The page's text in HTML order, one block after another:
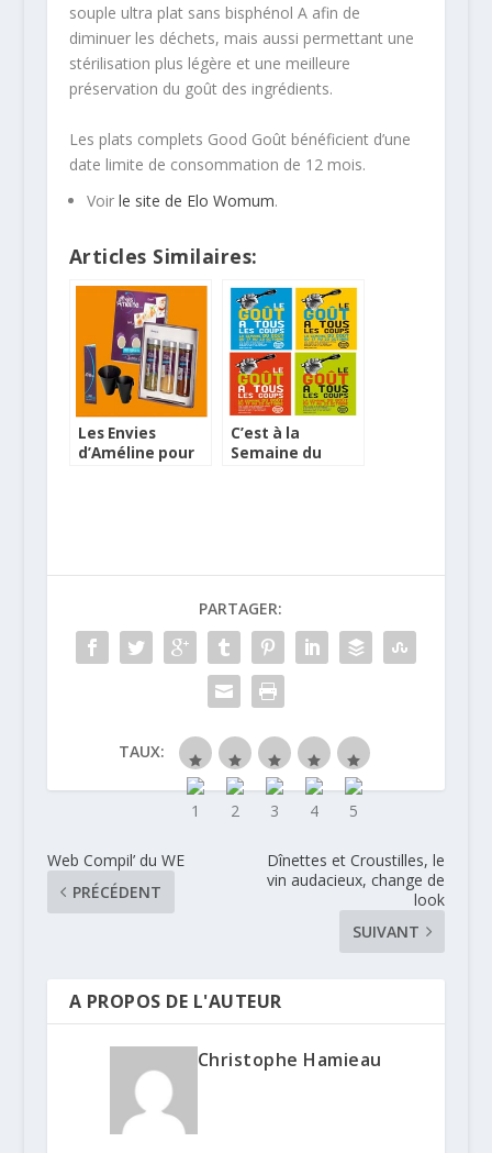
souple ultra plat sans bisphénol A afin de
diminuer les déchets, mais aussi permettant une
stérilisation plus légère et une meilleure
préservation du goût des ingrédients.
Les plats complets Good Goût bénéficient d’une
date limite de consommation de 12 mois.
Voir le site de Elo Womum.
Articles Similaires:
Les Envies
d’Améline pour
C’est à la
Semaine du
PARTAGER:
TAUX:
Web Compil’ du WE
PRÉCÉDENT
Dînettes et Croustilles, le
vin audacieux, change de
look
SUIVANT
A PROPOS DE L'AUTEUR
Christophe Hamieau